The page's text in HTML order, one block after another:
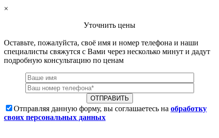
×
Уточнить цены
Оставьте, пожалуйста, своё имя и номер телефона и наши
специалисты свяжутся с Вами через несколько минут и дадут
подробную консультацию по ценам
Отправляя данную форму, вы соглашаетесь на обработку
своих персональных данных